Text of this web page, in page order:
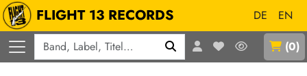
FLIGHT 13 RECORDS DE
EN
(0)